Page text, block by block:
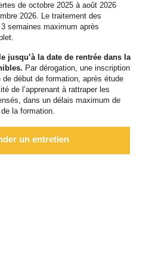
de octobre 2025 à août 2026
2026. Le traitement des
semaines maximum après
jusqu’à la date de rentrée dans la
Par dérogation, une inscription
début de formation, après étude
de l’apprenant à rattraper les
dans un délais maximum de
la formation.
un entretien